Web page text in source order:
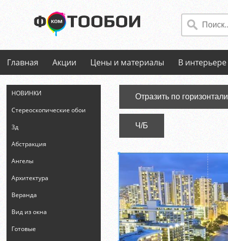
Главная Акции Цены и материалы В интерьере
НОВИНКИ
Стереоскопические обои
3д
Абстракция
Ангелы
Архитектура
Веранда
Вид из окна
Готовые
Отразить по горизонтали
Ч/Б